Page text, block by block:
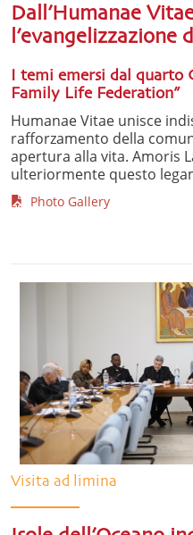
Dall’Humanae
l’evangelizzazione
I temi emersi dal quarto
Family Life Federation”
Humanae Vitae unisce
rafforzamento della
apertura alla vita. Amoris
ulteriormente questo
Photo Gallery
Visita ad limina